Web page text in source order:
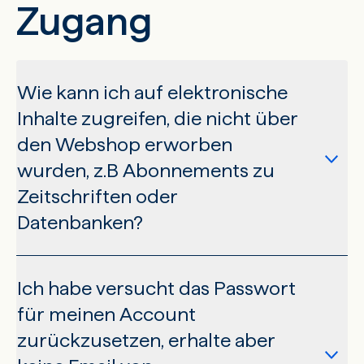
es leider in der derzeitigen Übergangsphase auch zu
Verzögerungen beim Versand von Freiexemplaren.
noch ausstehenden Lieferungen abzuarbeiten und
zum gewohnt schnellen Versand zurückzukehren. Wir
bitten Sie in der Zwischenzeit um Geduld und
entschuldigen uns für die Unannehmlichkeiten.
Zugang
Wie kann ich auf elektronische
Inhalte zugreifen, die nicht über
den Webshop erworben
wurden, z.B Abonnements zu
Zeitschriften oder
Datenbanken?
Bei der Verarbeitung Ihrer Bestellung in unserem
System wurde unter der von Ihnen angegebenen E-
Mail-Adresse ein Benutzerkonto für Sie angelegt. Für
Ich habe versucht das Passwort
für meinen Account
zurückzusetzen, erhalte aber